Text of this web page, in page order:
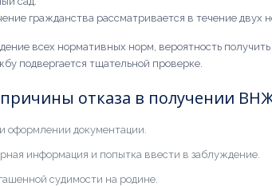
гражданства рассматривается в течение
всех нормативных норм, вероятность
подвергается тщательной проверке.
отказа в получении
оформлении документации.
информация и попытка ввести в заблуждение.
судимости на родине.